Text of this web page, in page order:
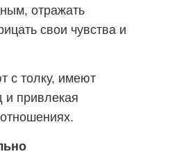
отражать
свои чувства и
с толку, имеют
и привлекая